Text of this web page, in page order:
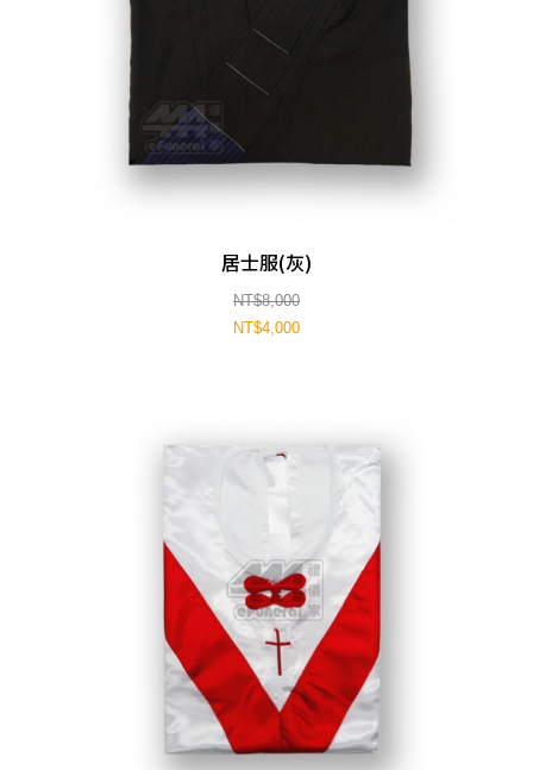
居士服(灰)
NT$8,000
NT$4,000